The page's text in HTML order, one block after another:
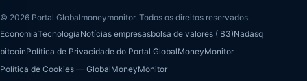
© 2026 Portal Globalmoneymonitor. Todos os direitos reservados.
EconomiaTecnologiaNotícias empresasbolsa de valores ( B3)Nadasq
bitcoinPolítica de Privacidade do Portal GlobalMoneyMonitor
Política de Cookies — GlobalMoneyMonitor